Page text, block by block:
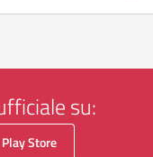
su:
Play Store